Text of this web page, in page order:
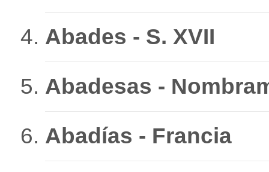
Abades - S. XVII
Abadesas -
Abadías - Francia